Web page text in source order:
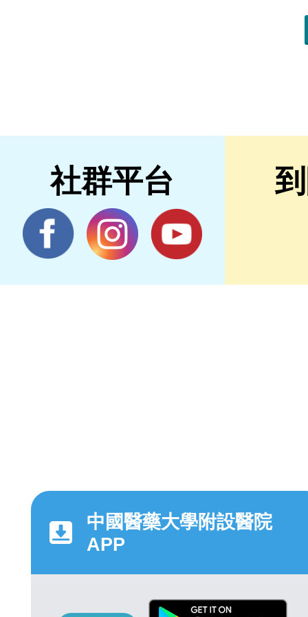
社群平台
中國醫藥大學附設醫院
APP